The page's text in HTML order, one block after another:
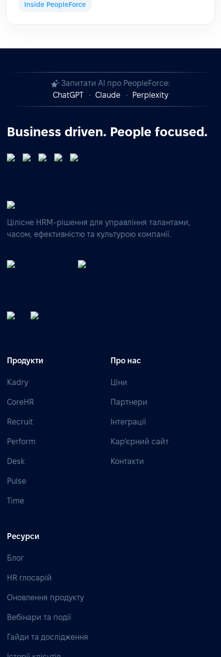
Inside PeopleForce
Запитати AI про PeopleForce:
ChatGPT
Claude Perplexity
Business driven. People focused.
Цілісне HRM-рішення для управління талантами,
часом, ефективністю та культурою компанії.
Продукти
Kadry
CoreHR
Recruit
Perform
Desk
Pulse
Time
Про нас
Ціни
Партнери
Інтеграції
Кар’єрний сайт
Контакти
Ресурси
Блог
HR глосарій
Оновлення продукту
Вебінари та події
Гайди та дослідження